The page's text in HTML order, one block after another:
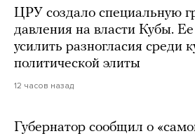
ЦРУ создало специальную
давления на власти Кубы.
усилить разногласия среди
политической элиты
12 часов назад
Губернатор сообщил о